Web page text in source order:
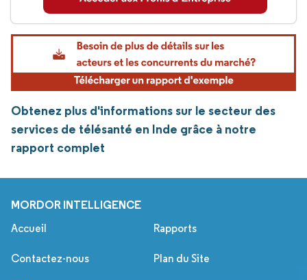
Obtenez plus d'informations sur le secteur des
services de télésanté en Inde grâce à notre
rapport complet
MORDOR INTELLIGENCE
Accueil Rapports
Contactez-nous Plan du Site